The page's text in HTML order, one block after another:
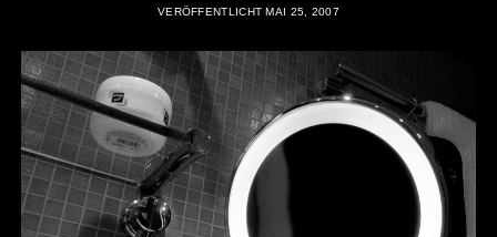
LINKLIST
SAMPLE PAGE
twitterrss emailflickr
VERÖFFENTLICHT MAI 25, 2007